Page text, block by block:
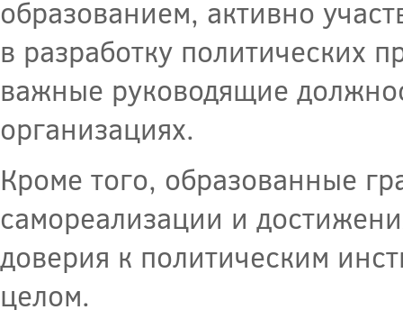
образованием, активно
в разработку политических
важные руководящие
организациях.
Кроме того, образованные
самореализации и
доверия к политическим
целом.